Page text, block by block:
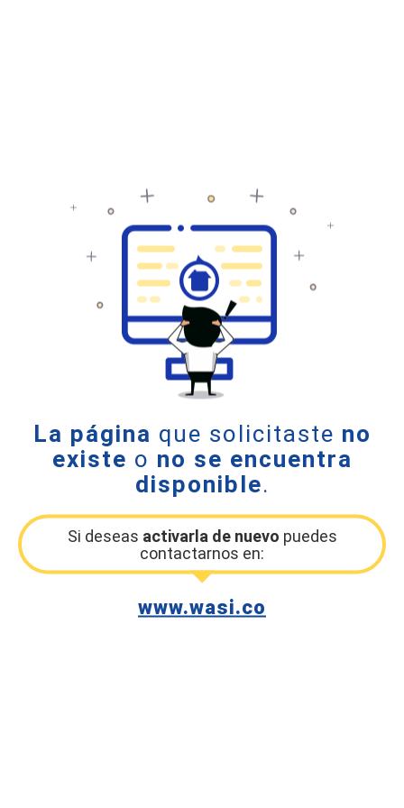
La página que solicitaste no
existe o no se encuentra
disponible.
Si deseas activarla de nuevo puedes
contactarnos en:
www.wasi.co